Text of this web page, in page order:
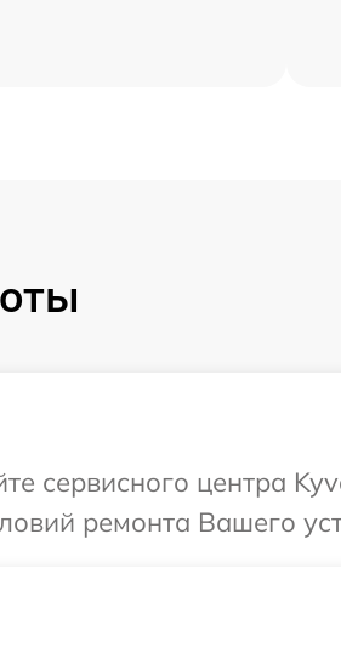
сервисного центра
ремонта Вашего